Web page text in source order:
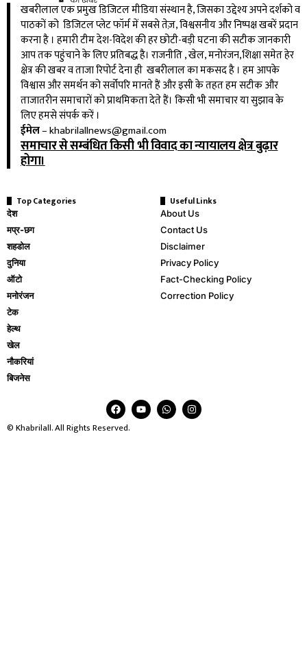
खबरीलाल एक प्रमुख डिजिटल मीडिया संस्थान है, जिसका उद्देश्य अपने दर्शको व
पाठकों को डिजिटल प्लेट फॉर्म में सबसे तेज़, विश्वसनीय और निष्पक्ष खबरें प्रदान
करना है । हमारी टीम देश-विदेश की हर छोटी-बड़ी घटना की सटीक जानकारी
आप तक पहुंचाने के लिए प्रतिबद्ध है। राजनीति , खेल, मनोरंजन,शिक्षा समेत हेर
क्षेत्र की खबर व ताजा रिपोर्ट देना ही खबरीलाल का मकसद है । हम आपके
विश्वास और समर्थन को सर्वोपरि मानते हैं और इसी के तहत हम सटीक और
ताजातरीन समाचारों को प्राथमिकता देते हैं। किसी भी समाचार या सुझाव के
लिए हमसे संपर्क करें ।
ईमेल–khabrilallnews@gmail.com
समाचार से सम्बंधित किसी भी विवाद का न्यायालय क्षेत्र बुढ़ार
होगा।
Top Categories
देश
मप्र-छग
शहडोल
दुनिया
ऑटो
मनोरंजन
टेक
हेल्थ
खेल
नौकरियां
बिजनेस
Useful Links
About Us
Contact Us
Disclaimer
Privacy Policy
Fact-Checking Policy
Correction Policy
© Khabrilall. All Rights Reserved.